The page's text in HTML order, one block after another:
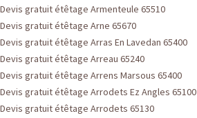
Devis gratuit étêtage Armenteule 65510
Devis gratuit étêtage Arne 65670
Devis gratuit étêtage Arras En Lavedan 65400
Devis gratuit étêtage Arreau 65240
Devis gratuit étêtage Arrens Marsous 65400
Devis gratuit étêtage Arrodets Ez Angles 65100
Devis gratuit étêtage Arrodets 65130